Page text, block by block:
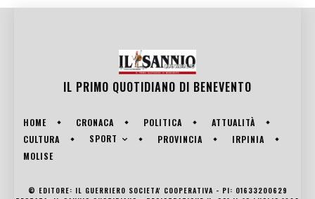
IL PRIMO QUOTIDIANO DI BENEVENTO
HOME CRONACA POLITICA
ATTUALITÀ
CULTURA
SPORT PROVINCIA
IRPINIA
MOLISE
© EDITORE: IL GUERRIERO SOCIETA' COOPERATIVA - PI: 01633200629